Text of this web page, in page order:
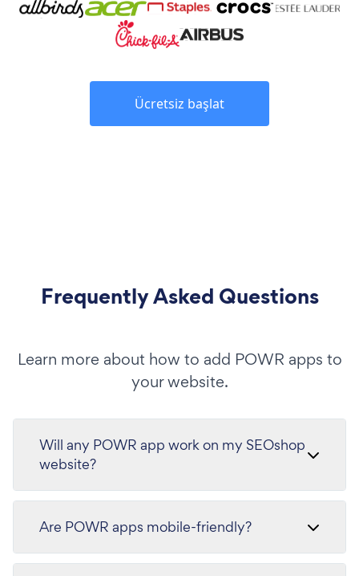
Ücretsiz başlat
Frequently Asked Questions
Learn more about how to add POWR apps to
your website.
Will any POWR app work on my SEOshop
website?
Are POWR apps mobile-friendly?